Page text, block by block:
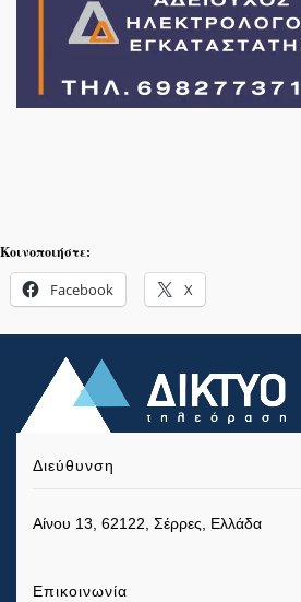
Κοινοποιήστε:
Facebook X
Διεύθυνση
Αίνου 13, 62122, Σέρρες, Ελλάδα
Επικοινωνία